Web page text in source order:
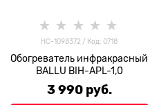
НС-1098372 / Код: 0718
Обогреватель инфракрасный
BALLU BIH-APL-1,0
3 990 руб.